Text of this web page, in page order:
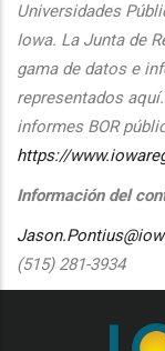
Universidades
Iowa. La Junta de
gama de datos e
representados
informes BOR
https://
Información del
(515) 281-3934